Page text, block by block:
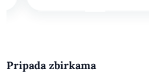
Pripada zbirkama